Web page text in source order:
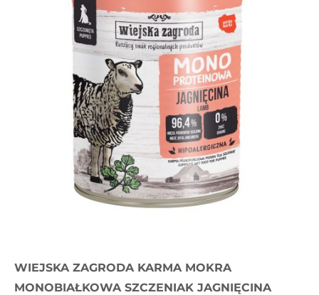
WIEJSKA ZAGRODA KARMA MOKRA
MONOBIAŁKOWA SZCZENIAK JAGNIĘCINA